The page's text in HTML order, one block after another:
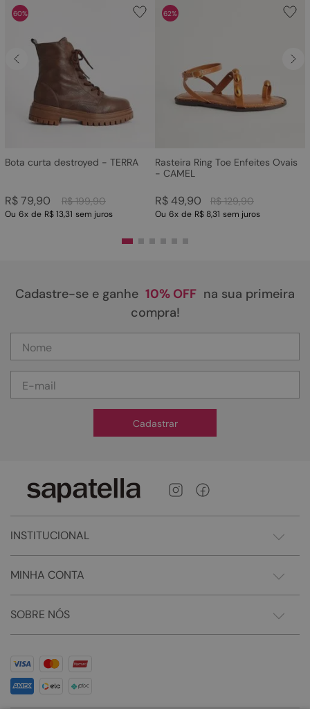
60%
Bota curta destroyed - TERRA
R$ 199,90
R$79,90
Ou 6x de R$ 13,31 sem juros
62%
Rasteira Ring Toe Enfeites Ovais
- CAMEL
R$ 129,90
R$49,90
Ou 6x de R$ 8,31 sem juros
Cadastre-se e ganhe 10% OFF na sua primeira
compra!
Cadastrar
INSTITUCIONAL
MINHA CONTA
SOBRE NÓS